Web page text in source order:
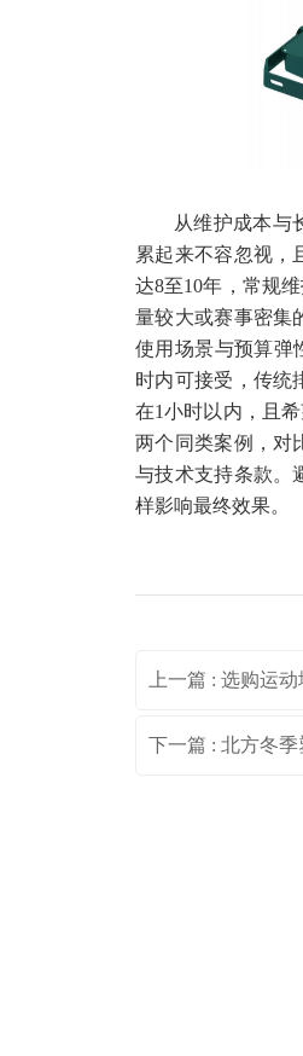
从维护成本与
累起来不容忽视，
达8至10年，常规
量较大或赛事密集
使用场景与预算弹
时内可接受，传统
在1小时以内，且
两个同类案例，对
与技术支持条款。
样影响最终效果。
上一篇 : 选购运
下一篇 : 北方冬